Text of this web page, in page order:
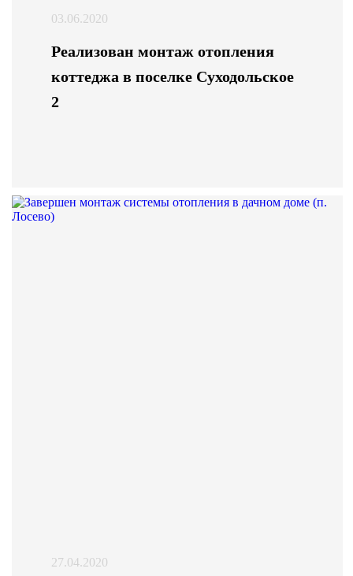
03.06.2020
Реализован монтаж отопления
коттеджа в поселке Суходольское
2
27.04.2020